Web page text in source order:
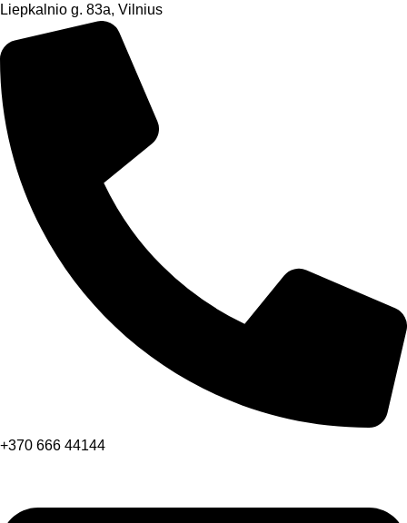
Liepkalnio g. 83a, Vilnius
+370 666 44144